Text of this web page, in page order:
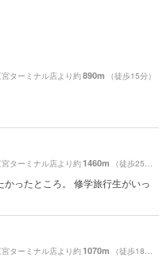
ターミナル店より約890m （徒歩15分）
ターミナル店より約1460m （徒歩25分）
ったところ。 修学旅行生がいっ
ターミナル店より約1070m （徒歩18分）